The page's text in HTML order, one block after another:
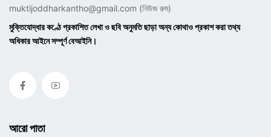
muktijoddharkantho@gmail.com (নিউজ রুম)
মুক্তিযোদ্ধার কণ্ঠে প্রকাশিত লেখা ও ছবি অনুমতি ছাড়া অন্য কোথাও প্রকাশ করা তথ্য
অধিকার আইনে সম্পূর্ণ বেআইনি।
আরো পাতা